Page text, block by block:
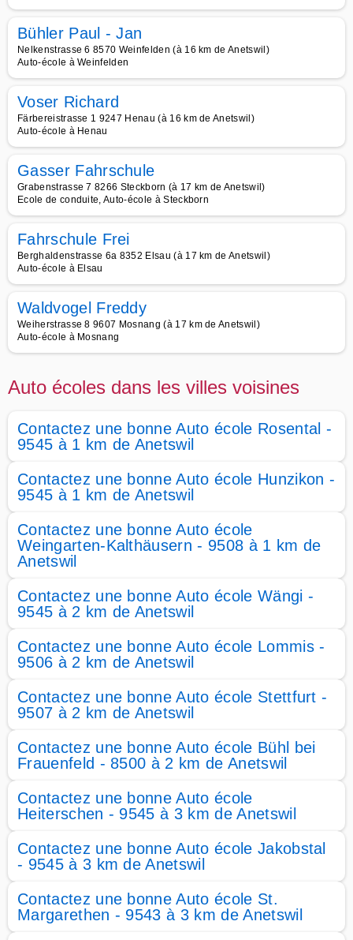
Bühler Paul - Jan
Nelkenstrasse 6 8570 Weinfelden (à 16 km de Anetswil)
Auto-école à Weinfelden
Voser Richard
Färbereistrasse 1 9247 Henau (à 16 km de Anetswil)
Auto-école à Henau
Gasser Fahrschule
Grabenstrasse 7 8266 Steckborn (à 17 km de Anetswil)
Ecole de conduite, Auto-école à Steckborn
Fahrschule Frei
Berghaldenstrasse 6a 8352 Elsau (à 17 km de Anetswil)
Auto-école à Elsau
Waldvogel Freddy
Weiherstrasse 8 9607 Mosnang (à 17 km de Anetswil)
Auto-école à Mosnang
Auto écoles dans les villes voisines
Contactez une bonne Auto école Rosental -
9545 à 1 km de Anetswil
Contactez une bonne Auto école Hunzikon -
9545 à 1 km de Anetswil
Contactez une bonne Auto école
Weingarten-Kalthäusern - 9508 à 1 km de
Anetswil
Contactez une bonne Auto école Wängi -
9545 à 2 km de Anetswil
Contactez une bonne Auto école Lommis -
9506 à 2 km de Anetswil
Contactez une bonne Auto école Stettfurt -
9507 à 2 km de Anetswil
Contactez une bonne Auto école Bühl bei
Frauenfeld - 8500 à 2 km de Anetswil
Contactez une bonne Auto école
Heiterschen - 9545 à 3 km de Anetswil
Contactez une bonne Auto école Jakobstal
- 9545 à 3 km de Anetswil
Contactez une bonne Auto école St.
Margarethen - 9543 à 3 km de Anetswil